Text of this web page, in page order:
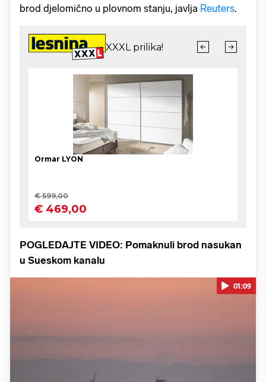
brod djelomično u plovnom stanju, javlja Reuters.
POGLEDAJTE VIDEO: Pomaknuli brod nasukan
u Sueskom kanalu
Pokretanje videa...
01:09